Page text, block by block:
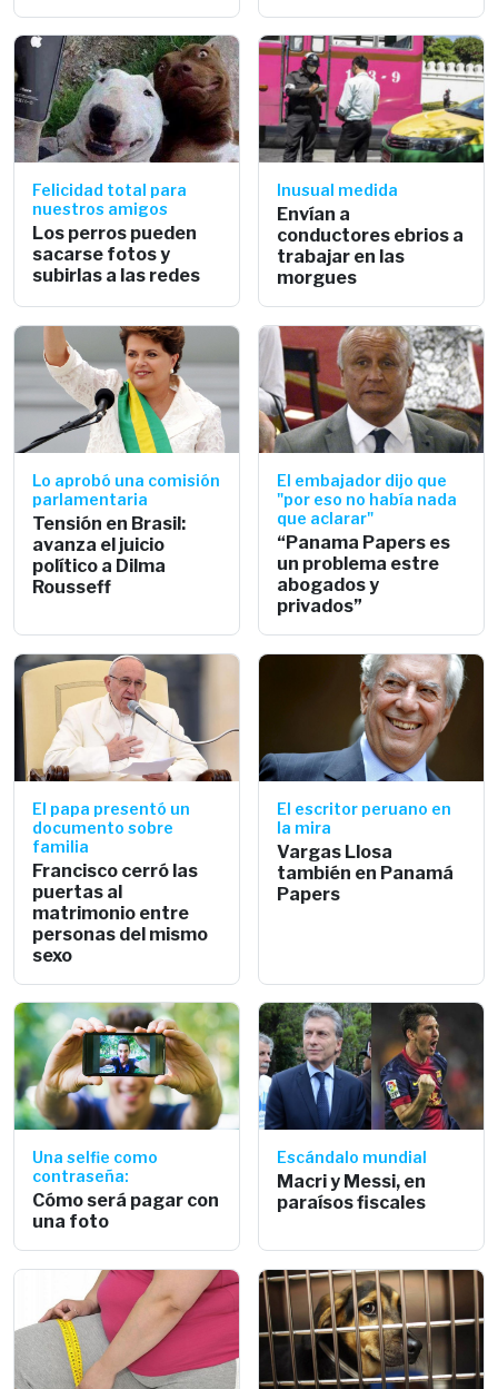
Felicidad total para
nuestros amigos
Los perros pueden
sacarse fotos y
subirlas a las redes
Inusual medida
Envían a
conductores ebrios a
trabajar en las
morgues
Lo aprobó una comisión
parlamentaria
Tensión en Brasil:
avanza el juicio
político a Dilma
Rousseff
El embajador dijo que
"por eso no había nada
que aclarar"
“Panama Papers es
un problema estre
abogados y
privados”
El papa presentó un
documento sobre
familia
Francisco cerró las
puertas al
matrimonio entre
personas del mismo
sexo
El escritor peruano en
la mira
Vargas Llosa
también en Panamá
Papers
Una selfie como
contraseña:
Cómo será pagar con
una foto
Escándalo mundial
Macri y Messi, en
paraísos fiscales